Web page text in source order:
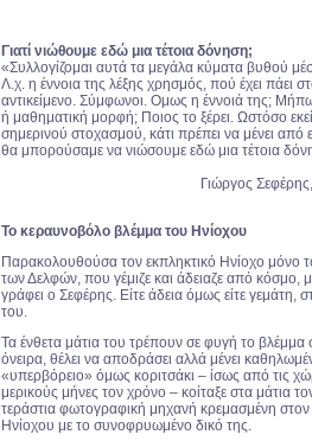
Γιατί νιώθουμε εδώ μια τέτοια δόνηση;
«Συλλογίζομαι αυτά τα μεγάλα κύματα βυθού
Λ.χ. η έννοια της λέξης χρησμός, πού έχει πάει
αντικείμενο. Σύμφωνοι. Ομως η έννοιά της;
ή μαθηματική μορφή; Ποιος το ξέρει. Ωστόσο
σημερινού στοχασμού, κάτι πρέπει να μένει από
θα μπορούσαμε να νιώσουμε εδώ μια τέτοια
Γιώργος
Το κεραυνοβόλο βλέμμα του Ηνίοχου
Παρακολουθούσα τον εκπληκτικό Ηνίοχο μόνο
των Δελφών, που γέμιζε και άδειαζε από
γράφει ο Σεφέρης. Είτε άδεια όμως είτε γεμάτη,
του.
Τα ένθετα μάτια του τρέπουν σε φυγή το
όνειρα, θέλει να αποδράσει αλλά μένει
«υπερβόρειο» όμως κοριτσάκι – ίσως από τις
μερικούς μήνες τον χρόνο – κοίταξε στα μάτια
τεράστια φωτογραφική μηχανή κρεμασμένη
Ηνίοχου με το συνοφρυωμένο δικό της.